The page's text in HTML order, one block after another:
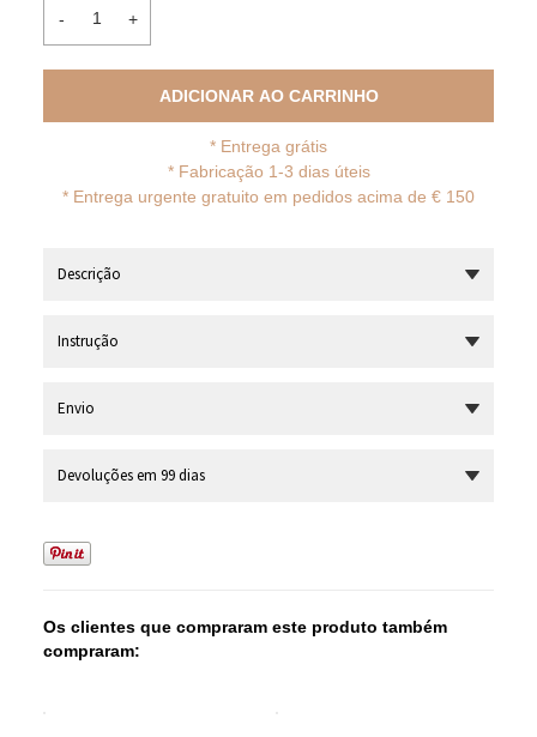
- +
ADICIONAR AO CARRINHO
* Entrega grátis
* Fabricação 1-3 dias úteis
* Entrega urgente gratuito em pedidos acima de € 150
Descrição
Instrução
Envio
Devoluções em 99 dias
Os clientes que compraram este produto também
compraram: